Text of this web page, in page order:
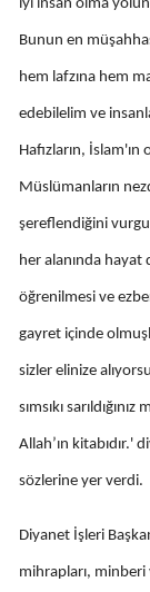
iyi insan olma
Bunun en
hem lafzına hem
edebilelim ve
Hafızların,
Müslümanların
şereflendiğini
her alanında
öğrenilmesi ve
gayret içinde
sizler elinize
sımsıkı
Allah’ın kitabıdır.'
sözlerine yer verdi.
Diyanet İşleri
mihrapları,